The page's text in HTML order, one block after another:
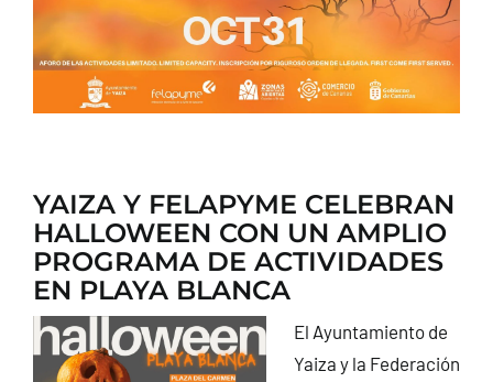
YAIZA Y FELAPYME CELEBRAN
HALLOWEEN CON UN AMPLIO
PROGRAMA DE ACTIVIDADES
EN PLAYA BLANCA
El Ayuntamiento de
Yaiza y la Federación